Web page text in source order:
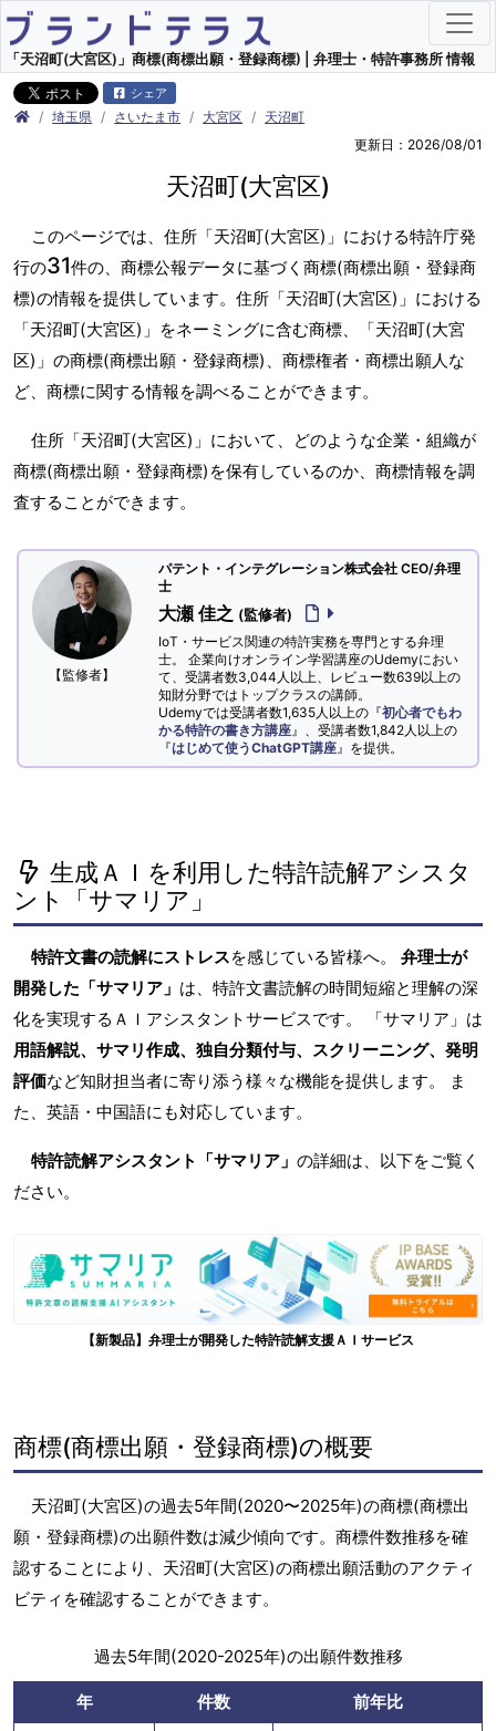
「天沼町(大宮区)」商標(商標出願・登録商標) | 弁理士・特許事務所 情報
シェア
埼玉県 さいたま市 大宮区
天沼町
更新日：2026/08/01
天沼町(大宮区)
このページでは、住所「天沼町(大宮区)」における特許庁発
行の31件の、商標公報データに基づく商標(商標出願・登録商
標)の情報を提供しています。住所「天沼町(大宮区)」における
「天沼町(大宮区)」をネーミングに含む商標、「天沼町(大宮
区)」の商標(商標出願・登録商標)、商標権者・商標出願人な
ど、商標に関する情報を調べることができます。
住所「天沼町(大宮区)」において、どのような企業・組織が
商標(商標出願・登録商標)を保有しているのか、商標情報を調
査することができます。
【監修者】
パテント・インテグレーション株式会社 CEO/弁理
士
大瀬 佳之 (監修者)
IoT・サービス関連の特許実務を専門とする弁理
士。 企業向けオンライン学習講座のUdemyにおい
て、受講者数3,044人以上、レビュー数639以上の
知財分野ではトップクラスの講師。
Udemyでは受講者数1,635人以上の『初心者でもわ
かる特許の書き方講座 』、受講者数1,842人以上の
『はじめて使うChatGPT講座 』を提供。
生成ＡＩを利用した特許読解アシスタ
ント「サマリア」
特許文書の読解にストレスを感じている皆様へ。 弁理士が
開発した「サマリア」 は、特許文書読解の時間短縮と理解の深
化を実現するＡＩアシスタントサービスです。 「サマリア」は
用語解説、サマリ作成、独自分類付与、スクリーニング、発明
評価など知財担当者に寄り添う様々な機能を提供します。 ま
た、英語・中国語にも対応しています。
特許読解アシスタント「サマリア」 の詳細は、以下をご覧く
ださい。
【新製品】弁理士が開発した特許読解支援ＡＩサービス
商標(商標出願・登録商標)の概要
天沼町(大宮区)の過去5年間(2020〜2025年)の商標(商標出
願・登録商標)の出願件数は減少傾向です。商標件数推移を確
認することにより、天沼町(大宮区)の商標出願活動のアクティ
ビティを確認することができます。
過去5年間(2020-2025年)の出願件数推移
年 件数
前年比